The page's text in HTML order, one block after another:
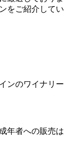
をご紹介してい
ンのワイナリー
年者への販売は